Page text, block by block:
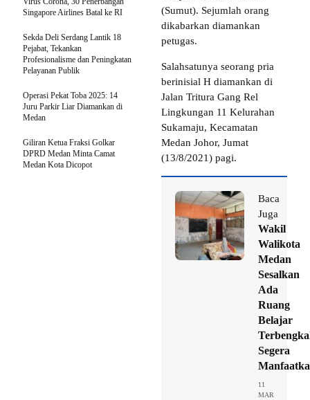
(Sumut). Sejumlah orang
dikabarkan diamankan
petugas.
Salahsatunya seorang pria
berinisial H diamankan di
Jalan Tritura Gang Rel
Lingkungan 11 Kelurahan
Sukamaju, Kecamatan
Medan Johor, Jumat
(13/8/2021) pagi.
Baca
Juga
Wakil
Walikota
Medan
Sesalkan
Ada
Ruang
Belajar
Segera
11
MAR
Singapore Airlines Batal ke RI
Sekda Deli Serdang Lantik 18
Pejabat, Tekankan
Profesionalisme dan Peningkatan
Pelayanan Publik
Operasi Pekat Toba 2025: 14
Juru Parkir Liar Diamankan di
Medan
Giliran Ketua Fraksi Golkar
DPRD Medan Minta Camat
Medan Kota Dicopot